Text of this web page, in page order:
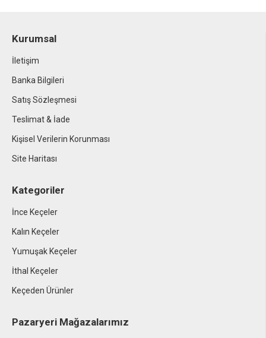
Kurumsal
İletişim
Banka Bilgileri
Satış Sözleşmesi
Teslimat & İade
Kişisel Verilerin Korunması
Site Haritası
Kategoriler
İnce Keçeler
Kalın Keçeler
Yumuşak Keçeler
İthal Keçeler
Keçeden Ürünler
Pazaryeri Mağazalarımız